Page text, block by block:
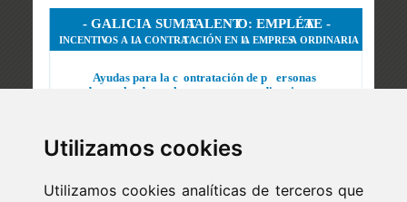
Utilizamos cookies
Utilizamos cookies analíticas de terceros que